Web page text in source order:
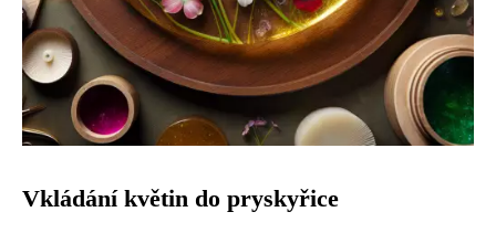
Vkládání květin do pryskyřice